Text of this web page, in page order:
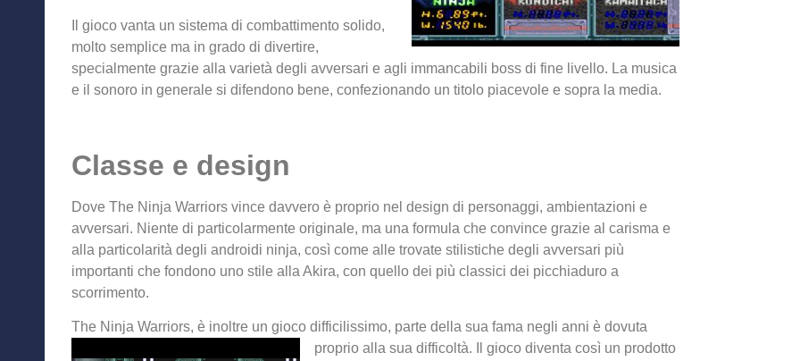
Il gioco vanta un sistema di combattimento solido,
molto semplice ma in grado di divertire,
specialmente grazie alla varietà degli avversari e agli immancabili boss di fine livello. La musica
e il sonoro in generale si difendono bene, confezionando un titolo piacevole e sopra la media.
Classe e design
Dove The Ninja Warriors vince davvero è proprio nel design di personaggi, ambientazioni e
avversari. Niente di particolarmente originale, ma una formula che convince grazie al carisma e
alla particolarità degli androidi ninja, così come alle trovate stilistiche degli avversari più
importanti che fondono uno stile alla Akira, con quello dei più classici dei picchiaduro a
scorrimento.
The Ninja Warriors, è inoltre un gioco difficilissimo, parte della sua fama negli anni è dovuta
proprio alla sua difficoltà. Il gioco diventa così un prodotto